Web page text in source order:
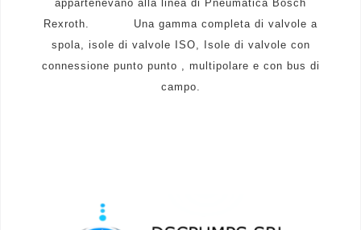
appartenevano alla linea di Pneumatica Bosch
Rexroth. Una gamma completa di valvole a
spola, isole di valvole ISO, Isole di valvole con
connessione punto punto , multipolare e con bus di
campo.